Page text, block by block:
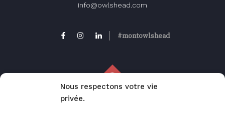
Nous respectons votre vie
privée.
info@owlshead.com
#montowlshead